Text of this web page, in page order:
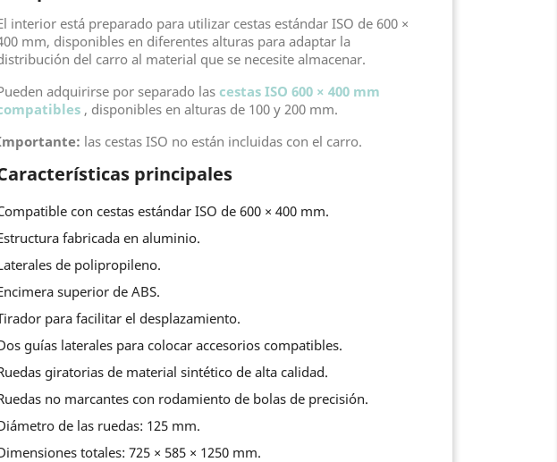
interior está preparado para utilizar cestas estándar ISO de 600 ×
mm, disponibles en diferentes alturas para adaptar la
del carro al material que se necesite almacenar.
adquirirse por separado las cestas ISO 600 × 400 mm
, disponibles en alturas de 100 y 200 mm.
las cestas ISO no están incluidas con el carro.
principales
con cestas estándar ISO de 600 × 400 mm.
fabricada en aluminio.
de polipropileno.
superior de ABS.
para facilitar el desplazamiento.
guías laterales para colocar accesorios compatibles.
giratorias de material sintético de alta calidad.
no marcantes con rodamiento de bolas de precisión.
de las ruedas: 125 mm.
totales: 725 × 585 × 1250 mm.